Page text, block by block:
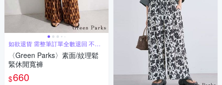
如欲退貨 需整筆訂單全數退回 不能
單退
〈Green Parks〉素面/紋理鬆
緊休閒寬褲
$660